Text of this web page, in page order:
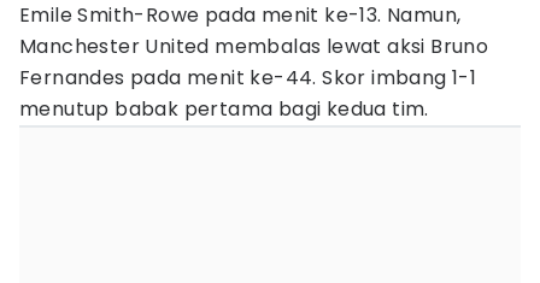
Emile Smith-Rowe pada menit ke-13. Namun,
Manchester United membalas lewat aksi Bruno
Fernandes pada menit ke-44. Skor imbang 1-1
menutup babak pertama bagi kedua tim.